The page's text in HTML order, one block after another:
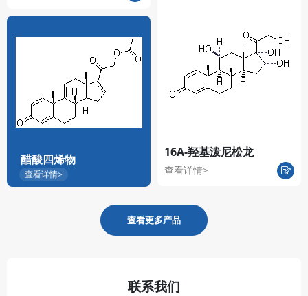
醋酸四烯物
查看详情>
16A-羟基泼尼松龙
查看详情>
查看更多产品
联系我们